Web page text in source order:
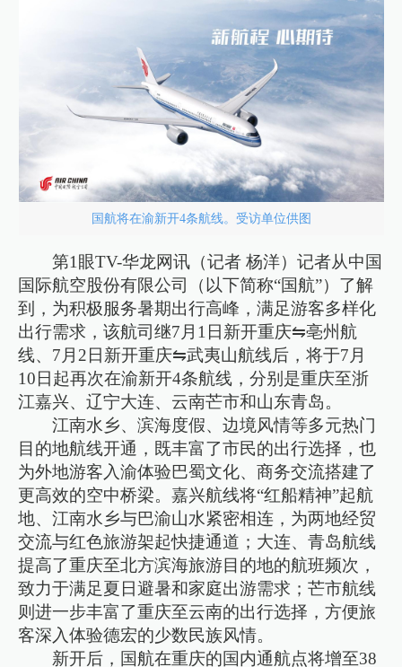
国航将在渝新开4条航线。受访单位供图
第1眼TV-华龙网讯（记者 杨洋）记者从中国
国际航空股份有限公司（以下简称“国航”）了解
到，为积极服务暑期出行高峰，满足游客多样化
出行需求，该航司继7月1日新开重庆⇋亳州航
线、7月2日新开重庆⇋武夷山航线后，将于7月
10日起再次在渝新开4条航线，分别是重庆至浙
江嘉兴、辽宁大连、云南芒市和山东青岛。
江南水乡、滨海度假、边境风情等多元热门
目的地航线开通，既丰富了市民的出行选择，也
为外地游客入渝体验巴蜀文化、商务交流搭建了
更高效的空中桥梁。嘉兴航线将“红船精神”起航
地、江南水乡与巴渝山水紧密相连，为两地经贸
交流与红色旅游架起快捷通道；大连、青岛航线
提高了重庆至北方滨海旅游目的地的航班频次，
致力于满足夏日避暑和家庭出游需求；芒市航线
则进一步丰富了重庆至云南的出行选择，方便旅
客深入体验德宏的少数民族风情。
新开后，国航在重庆的国内通航点将增至38